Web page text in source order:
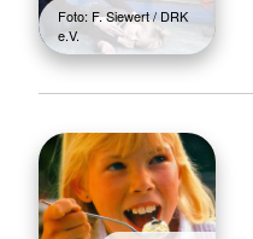
Foto: F. Siewert / DRK
e.V.